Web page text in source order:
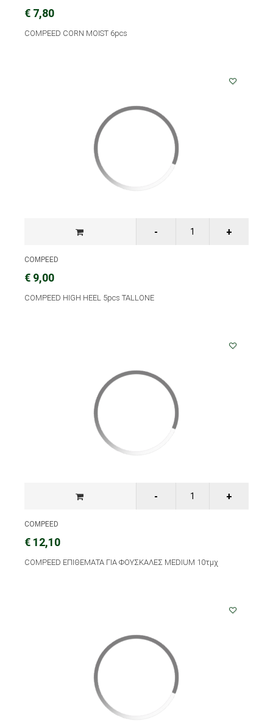
€ 7,80
COMPEED CORN MOIST 6pcs
COMPEED
€ 9,00
COMPEED HIGH HEEL 5pcs TALLONE
COMPEED
€ 12,10
COMPEED ΕΠΙΘΕΜΑΤΑ ΓΙΑ ΦΟΥΣΚΑΛΕΣ MEDIUM 10τμχ